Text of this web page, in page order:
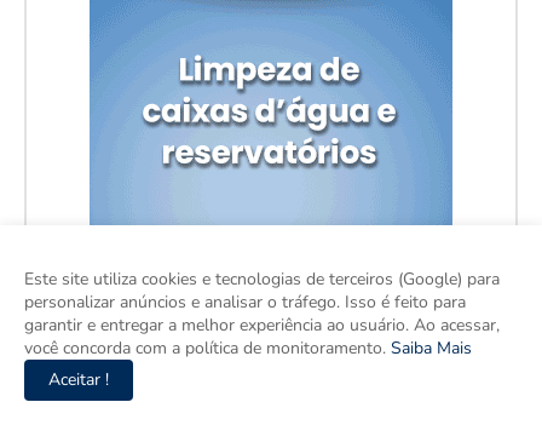
Este site utiliza cookies e tecnologias de terceiros (Google) para
personalizar anúncios e analisar o tráfego. Isso é feito para
garantir e entregar a melhor experiência ao usuário. Ao acessar,
você concorda com a política de monitoramento. Saiba Mais
Aceitar !